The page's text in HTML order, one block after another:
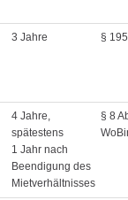
3 Jahre §
4 Jahre,
spätestens
1 Jahr nach
Beendigung des
Mietverhältnisses
§ 8